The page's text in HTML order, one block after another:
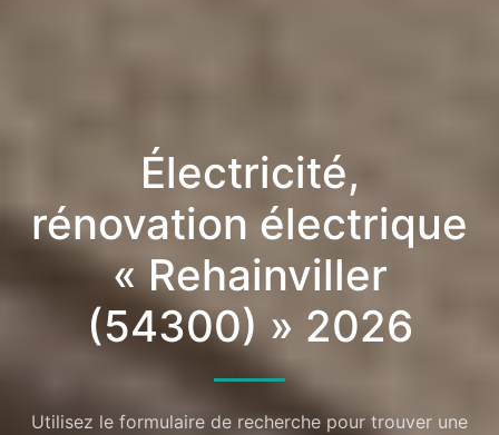
Électricité,
rénovation électrique
« Rehainviller
(54300) » 2026
Utilisez le formulaire de recherche pour trouver une